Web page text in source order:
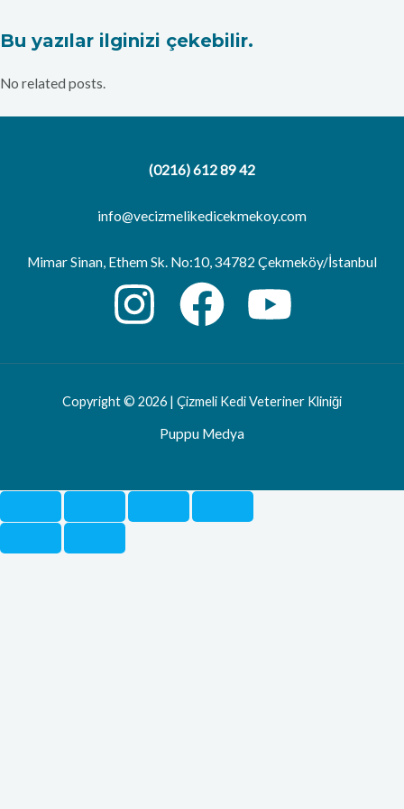
Bu yazılar ilginizi çekebilir.
No related posts.
(0216) 612 89 42
info@vecizmelikedicekmekoy.com
Mimar Sinan, Ethem Sk. No:10, 34782 Çekmeköy/İstanbul
Copyright © 2026 | Çizmeli Kedi Veteriner Kliniği
Puppu Medya